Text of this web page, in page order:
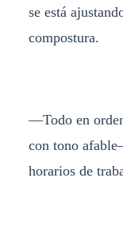
se está
compostura.
—Todo en
con tono
horarios de